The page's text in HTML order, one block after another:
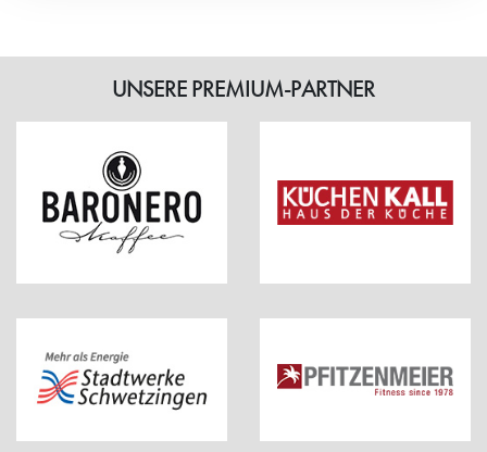
UNSERE PREMIUM-PARTNER